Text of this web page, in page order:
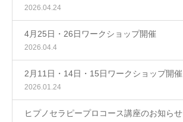
2026.04.24
4月25日・26日ワークショップ開催
2026.04.4
2月11日・14日・15日ワークショップ開催
2026.01.24
ヒプノセラピープロコース講座のお知らせ